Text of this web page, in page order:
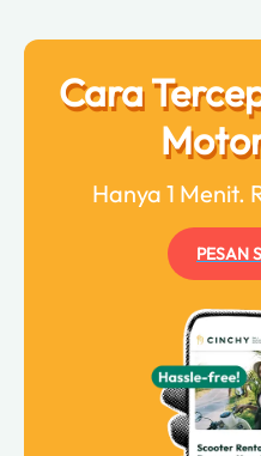
Cara
Hanya 1 Menit.
PESAN